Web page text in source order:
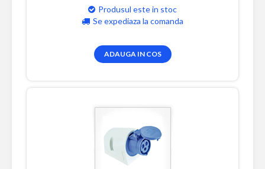
Produsul este in stoc
Se expediaza la comanda
ADAUGA IN COS